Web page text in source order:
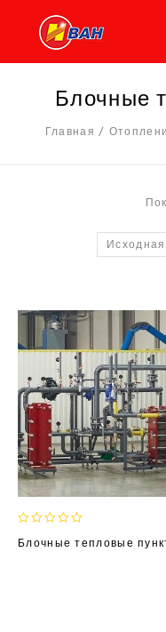
Блочные
Главная /
out
Блочные тепловые